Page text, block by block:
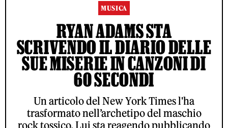
MUSICA
RYAN ADAMS STA
SCRIVENDO IL DIARIO DELLE
SUE MISERIE IN CANZONI DI
60 SECONDI
Un articolo del New York Times l'ha
trasformato nell’archetipo del maschio
rock tossico. Lui sta reagendo pubblicando